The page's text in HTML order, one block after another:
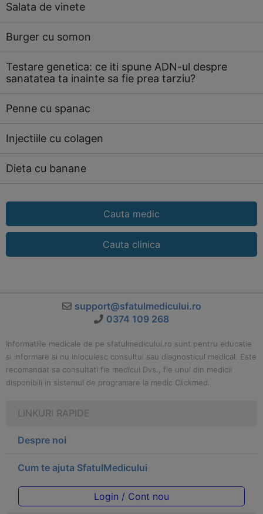
Salata de vinete
Burger cu somon
Testare genetica: ce iti spune ADN-ul despre
sanatatea ta inainte sa fie prea tarziu?
Penne cu spanac
Injectiile cu colagen
Dieta cu banane
Cauta medic
Cauta clinica
support@sfatulmedicului.ro
0374 109 268
Informatiile medicale de pe sfatulmedicului.ro sunt pentru educatie
si informare si nu inlocuiesc consultul sau diagnosticul medical. Este
recomandat sa consultati fie medicul Dvs., fie unul din medicii
disponibili in sistemul de programare la medic Clickmed.
LINKURI RAPIDE
Despre noi
Cum te ajuta SfatulMedicului
Login / Cont nou